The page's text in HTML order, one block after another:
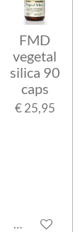
FMD
vegetal
silica 90
caps
€ 25,95
In